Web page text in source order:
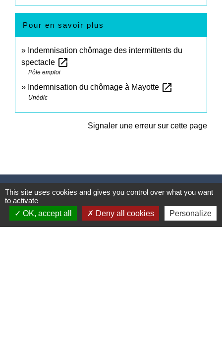
Pour en savoir plus
Indemnisation chômage des intermittents du
spectacle open_in_new
Pôle emploi
Indemnisation du chômage à Mayotte open_in_new
Unédic
Signaler une erreur sur cette page
Contacts
Commune de Sturzelbronn
5 rue de l'Abbaye
This site uses cookies and gives you control over what you want
to activate
OK, accept all
Deny all cookies Personalize